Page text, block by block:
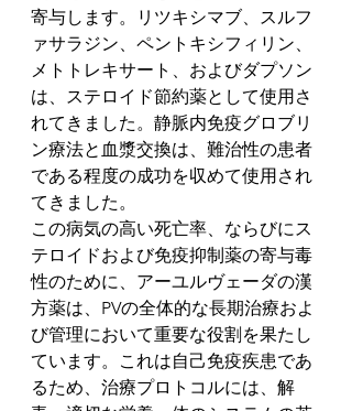
寄与します。リツキシマブ、スルフ
ァサラジン、ペントキシフィリン、
メトトレキサート、およびダプソン
は、ステロイド節約薬として使用さ
れてきました。静脈内免疫グロブリ
ン療法と血漿交換は、難治性の患者
である程度の成功を収めて使用され
てきました。
この病気の高い死亡率、ならびにス
テロイドおよび免疫抑制薬の寄与毒
性のために、アーユルヴェーダの漢
方薬は、PVの全体的な長期治療およ
び管理において重要な役割を果たし
ています。これは自己免疫疾患であ
るため、治療プロトコルには、解